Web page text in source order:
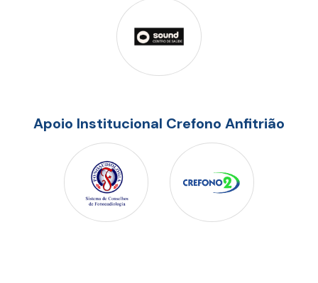
Apoio Institucional Crefono Anfitrião